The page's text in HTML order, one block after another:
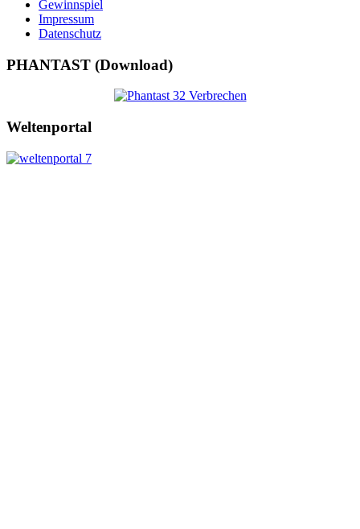
Gewinnspiel
Impressum
Datenschutz
PHANTAST (Download)
Weltenportal